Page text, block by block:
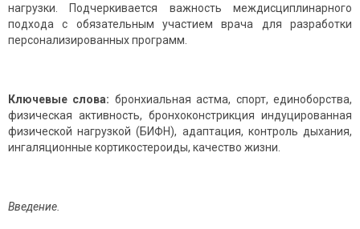
нагрузки. Подчеркивается важность междисциплинарного
подхода с обязательным участием врача для разработки
персонализированных программ.
Ключевые слова: бронхиальная астма, спорт, единоборства,
физическая активность, бронхоконстрикция индуцированная
физической нагрузкой (БИФН), адаптация, контроль дыхания,
ингаляционные кортикостероиды, качество жизни.
Введение.